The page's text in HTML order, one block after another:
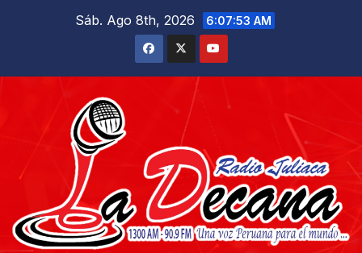
Sáb. Ago 8th, 2026 6:07:55 AM